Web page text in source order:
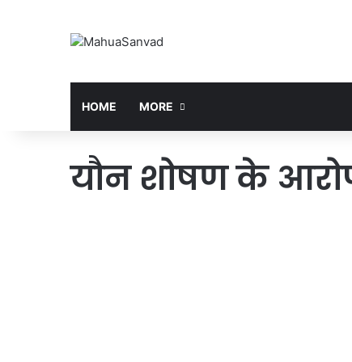
HOME MORE
यौन शोषण के